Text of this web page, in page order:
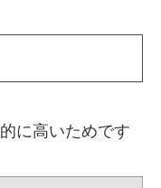
に高いためです